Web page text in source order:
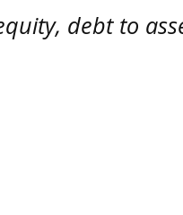
debt to